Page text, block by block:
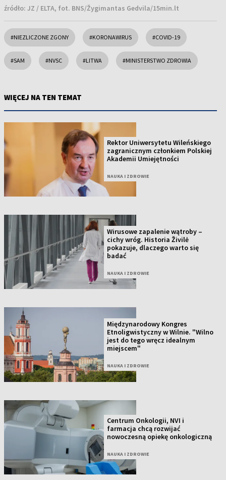
źródło: JZ / ELTA, fot. BNS/Žygimantas Gedvila/15min.lt
#NIEZLICZONE ZGONY #KORONAWIRUS #COVID-19
#SAM #NVSC #LITWA #MINISTERSTWO ZDROWIA
WIĘCEJ NA TEN TEMAT
Rektor Uniwersytetu Wileńskiego
zagranicznym członkiem Polskiej
Akademii Umiejętności
NAUKA I ZDROWIE
Wirusowe zapalenie wątroby –
cichy wróg. Historia Živilė
pokazuje, dlaczego warto się
badać
NAUKA I ZDROWIE
Międzynarodowy Kongres
Etnoligwistyczny w Wilnie. "Wilno
jest do tego wręcz idealnym
miejscem"
NAUKA I ZDROWIE
Centrum Onkologii, NVI i
farmacja chcą rozwijać
nowoczesną opiekę onkologiczną
NAUKA I ZDROWIE